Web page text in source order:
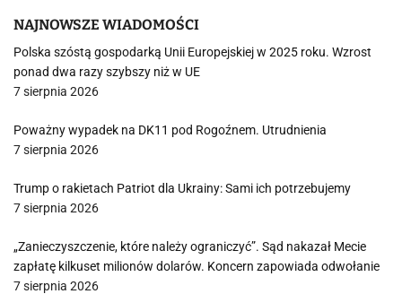
NAJNOWSZE WIADOMOŚCI
Polska szóstą gospodarką Unii Europejskiej w 2025 roku. Wzrost
ponad dwa razy szybszy niż w UE
7 sierpnia 2026
Poważny wypadek na DK11 pod Rogoźnem. Utrudnienia
7 sierpnia 2026
Trump o rakietach Patriot dla Ukrainy: Sami ich potrzebujemy
7 sierpnia 2026
„Zanieczyszczenie, które należy ograniczyć”. Sąd nakazał Mecie
zapłatę kilkuset milionów dolarów. Koncern zapowiada odwołanie
7 sierpnia 2026